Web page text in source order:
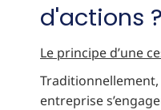
d'actions ?
Le principe d’une
Traditionnellement,
entreprise